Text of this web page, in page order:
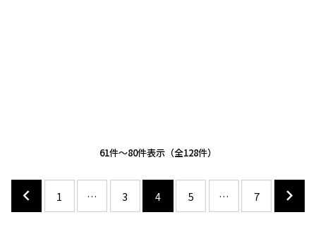
128
61 -80件表示
1 … 3 4 5 … 7